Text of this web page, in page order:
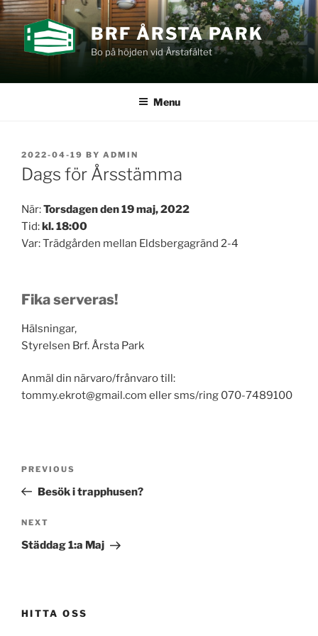
Skip
to
content
BRF ÅRSTA PARK
Bo på höjden vid Årstafältet
Menu
POSTED
ON
2022-04-19 BY ADMIN
Dags för Årsstämma
När:Torsdagen den 19 maj, 2022
Tid:kl. 18:00
Var: Trädgården mellan Eldsbergagränd 2-4
Fika serveras!
Hälsningar,
Styrelsen Brf. Årsta Park
Anmäl din närvaro/frånvaro till:
tommy.ekrot@gmail.com eller sms/ring 070-7489100
Previous
Post
PREVIOUS
Besök i trapphusen?
Next
Post
NEXT
Städdag 1:a Maj
HITTA OSS